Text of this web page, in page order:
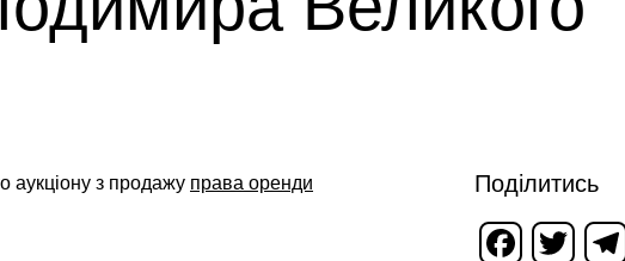
аукціону з продажу права оренди
Поділитись
Facebook
Twitter